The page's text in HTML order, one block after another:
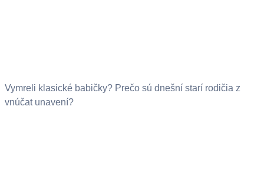
Vymreli klasické babičky? Prečo sú dnešní starí rodičia z
vnúčat unavení?